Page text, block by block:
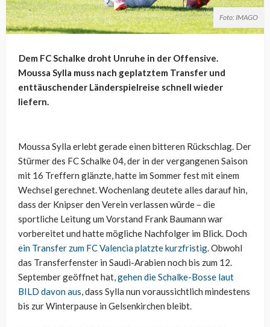
Foto: IMAGO
Dem FC Schalke droht Unruhe in der Offensive.
Moussa Sylla muss nach geplatztem Transfer und
enttäuschender Länderspielreise schnell wieder
liefern.
Moussa Sylla erlebt gerade einen bitteren Rückschlag. Der
Stürmer des FC Schalke 04, der in der vergangenen Saison
mit 16 Treffern glänzte, hatte im Sommer fest mit einem
Wechsel gerechnet. Wochenlang deutete alles darauf hin,
dass der Knipser den Verein verlassen würde – die
sportliche Leitung um Vorstand Frank Baumann war
vorbereitet und hatte mögliche Nachfolger im Blick. Doch
ein Transfer zum FC Valencia platzte kurzfristig. Obwohl
das Transferfenster in Saudi-Arabien noch bis zum 12.
September geöffnet hat,gehen die Schalke-Bosse laut
BILD davon aus, dass Sylla nun voraussichtlich mindestens
bis zur Winterpause in Gelsenkirchen bleibt.